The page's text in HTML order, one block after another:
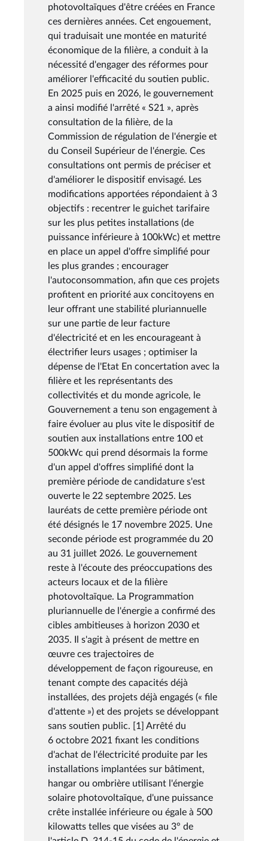
photovoltaïques d'être créées en France
ces dernières années. Cet engouement,
qui traduisait une montée en maturité
économique de la filière, a conduit à la
nécessité d'engager des réformes pour
améliorer l'efficacité du soutien public.
En 2025 puis en 2026, le gouvernement
a ainsi modifié l'arrêté « S21 », après
consultation de la filière, de la
Commission de régulation de l'énergie et
du Conseil Supérieur de l'énergie. Ces
consultations ont permis de préciser et
d'améliorer le dispositif envisagé. Les
modifications apportées répondaient à 3
objectifs : recentrer le guichet tarifaire
sur les plus petites installations (de
puissance inférieure à 100kWc) et mettre
en place un appel d'offre simplifié pour
les plus grandes ; encourager
l'autoconsommation, afin que ces projets
profitent en priorité aux concitoyens en
leur offrant une stabilité pluriannuelle
sur une partie de leur facture
d'électricité et en les encourageant à
électrifier leurs usages ; optimiser la
dépense de l'Etat En concertation avec la
filière et les représentants des
collectivités et du monde agricole, le
Gouvernement a tenu son engagement à
faire évoluer au plus vite le dispositif de
soutien aux installations entre 100 et
500kWc qui prend désormais la forme
d'un appel d'offres simplifié dont la
première période de candidature s'est
ouverte le 22 septembre 2025. Les
lauréats de cette première période ont
été désignés le 17 novembre 2025. Une
seconde période est programmée du 20
au 31 juillet 2026. Le gouvernement
reste à l'écoute des préoccupations des
acteurs locaux et de la filière
photovoltaïque. La Programmation
pluriannuelle de l'énergie a confirmé des
cibles ambitieuses à horizon 2030 et
2035. Il s'agit à présent de mettre en
œuvre ces trajectoires de
développement de façon rigoureuse, en
tenant compte des capacités déjà
installées, des projets déjà engagés (« file
d'attente ») et des projets se développant
sans soutien public. [1] Arrêté du
6 octobre 2021 fixant les conditions
d'achat de l'électricité produite par les
installations implantées sur bâtiment,
hangar ou ombrière utilisant l'énergie
solaire photovoltaïque, d'une puissance
crête installée inférieure ou égale à 500
kilowatts telles que visées au 3° de